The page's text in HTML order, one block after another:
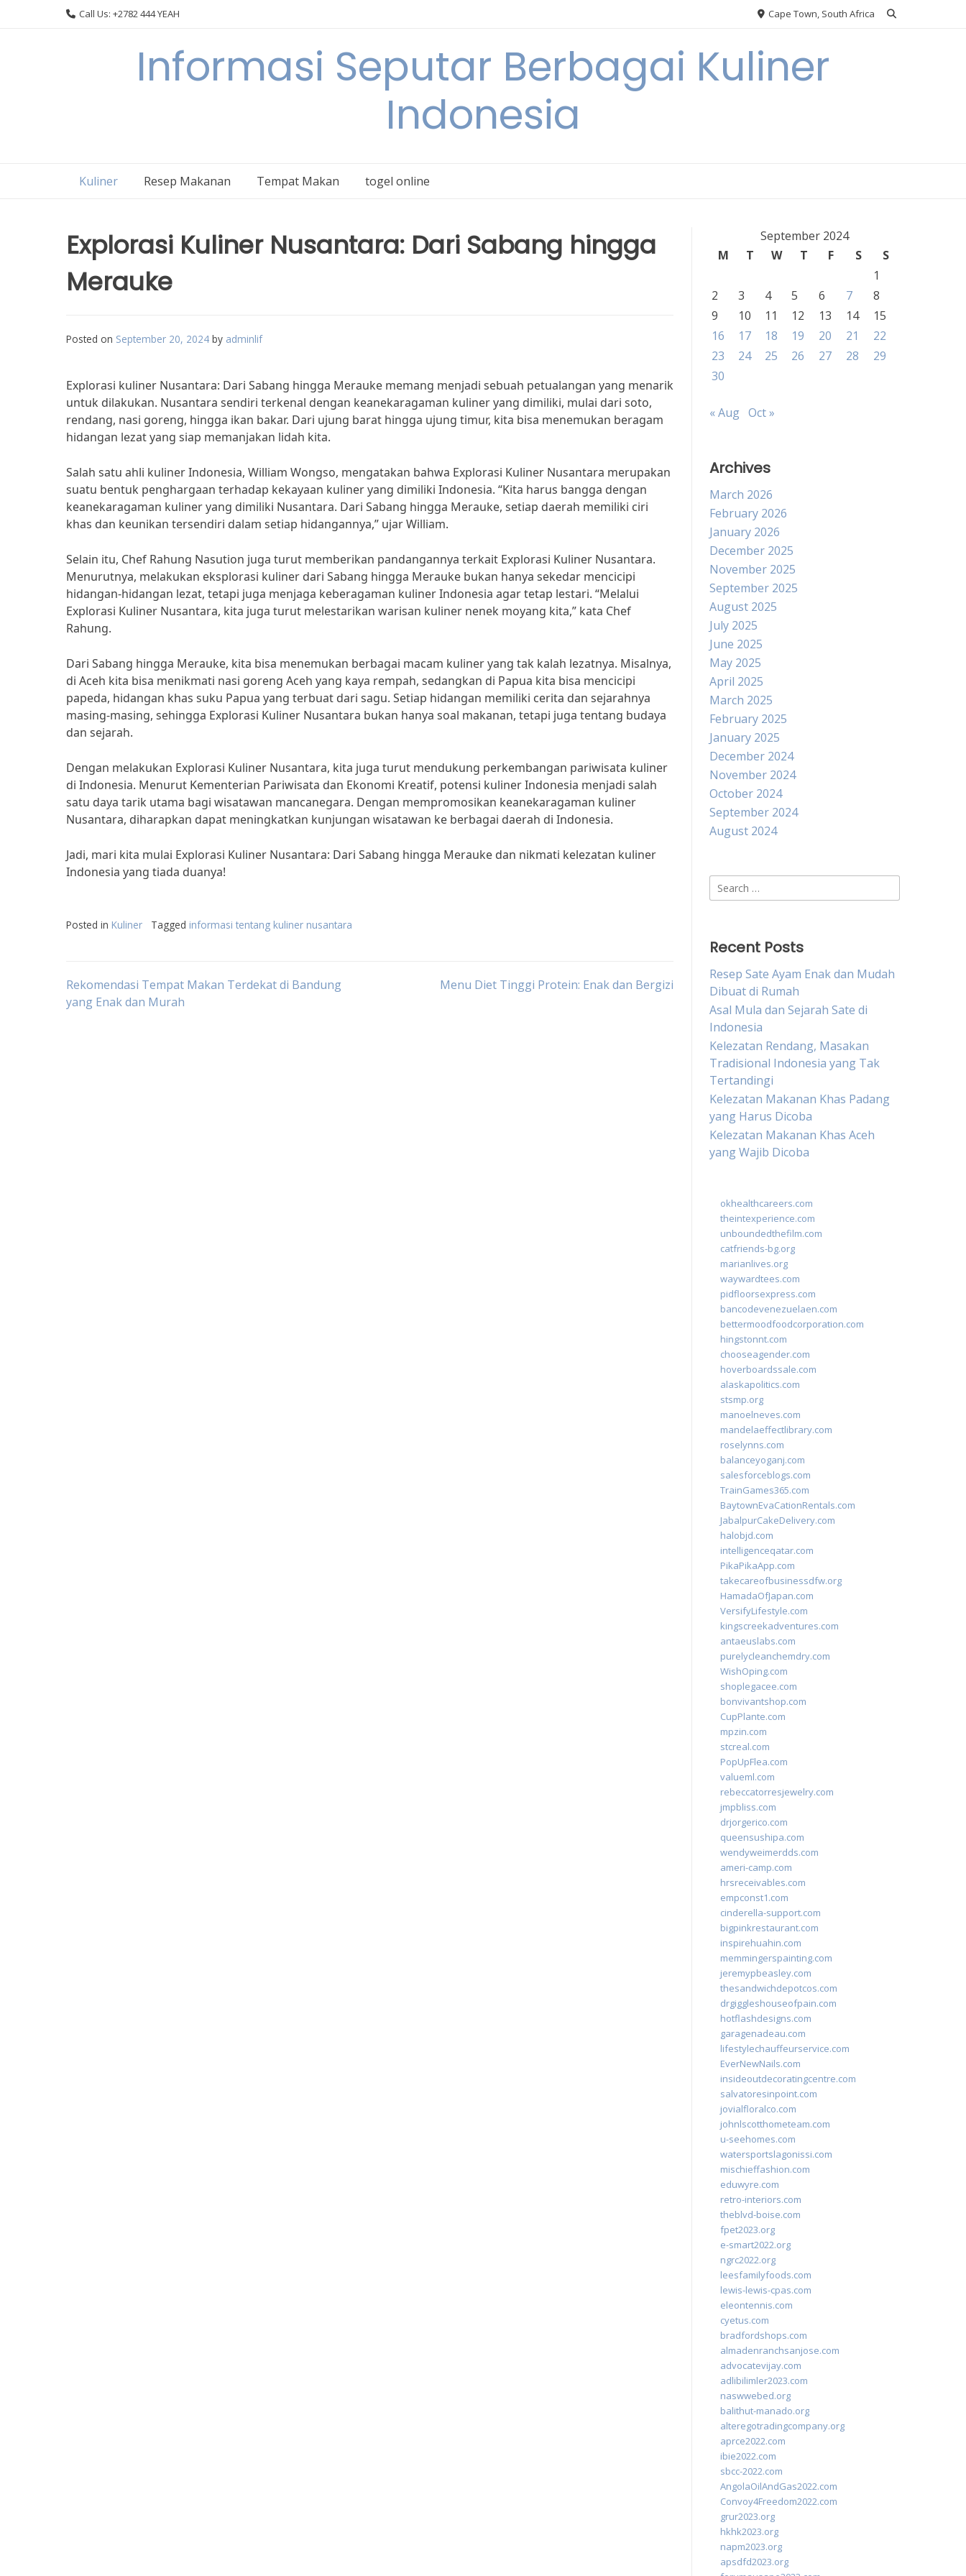
Call Us: +2782 444 YEAH Cape Town, South Africa
Informasi Seputar Berbagai Kuliner
Indonesia
Kuliner Resep Makanan Tempat Makan togel online
Explorasi Kuliner Nusantara: Dari Sabang hingga
Merauke
Posted on September 20, 2024 by adminlif
Explorasi kuliner Nusantara: Dari Sabang hingga Merauke memang menjadi sebuah petualangan yang menarik
untuk dilakukan. Nusantara sendiri terkenal dengan keanekaragaman kuliner yang dimiliki, mulai dari soto,
rendang, nasi goreng, hingga ikan bakar. Dari ujung barat hingga ujung timur, kita bisa menemukan beragam
hidangan lezat yang siap memanjakan lidah kita.
Salah satu ahli kuliner Indonesia, William Wongso, mengatakan bahwa Explorasi Kuliner Nusantara merupakan
suatu bentuk penghargaan terhadap kekayaan kuliner yang dimiliki Indonesia. “Kita harus bangga dengan
keanekaragaman kuliner yang dimiliki Nusantara. Dari Sabang hingga Merauke, setiap daerah memiliki ciri
khas dan keunikan tersendiri dalam setiap hidangannya,” ujar William.
Selain itu, Chef Rahung Nasution juga turut memberikan pandangannya terkait Explorasi Kuliner Nusantara.
Menurutnya, melakukan eksplorasi kuliner dari Sabang hingga Merauke bukan hanya sekedar mencicipi
hidangan-hidangan lezat, tetapi juga menjaga keberagaman kuliner Indonesia agar tetap lestari. “Melalui
Explorasi Kuliner Nusantara, kita juga turut melestarikan warisan kuliner nenek moyang kita,” kata Chef
Rahung.
Dari Sabang hingga Merauke, kita bisa menemukan berbagai macam kuliner yang tak kalah lezatnya. Misalnya,
di Aceh kita bisa menikmati nasi goreng Aceh yang kaya rempah, sedangkan di Papua kita bisa mencicipi
papeda, hidangan khas suku Papua yang terbuat dari sagu. Setiap hidangan memiliki cerita dan sejarahnya
masing-masing, sehingga Explorasi Kuliner Nusantara bukan hanya soal makanan, tetapi juga tentang budaya
dan sejarah.
Dengan melakukan Explorasi Kuliner Nusantara, kita juga turut mendukung perkembangan pariwisata kuliner
di Indonesia. Menurut Kementerian Pariwisata dan Ekonomi Kreatif, potensi kuliner Indonesia menjadi salah
satu daya tarik utama bagi wisatawan mancanegara. Dengan mempromosikan keanekaragaman kuliner
Nusantara, diharapkan dapat meningkatkan kunjungan wisatawan ke berbagai daerah di Indonesia.
Jadi, mari kita mulai Explorasi Kuliner Nusantara: Dari Sabang hingga Merauke dan nikmati kelezatan kuliner
Indonesia yang tiada duanya!
Posted in Kuliner Tagged informasi tentang kuliner nusantara
Post
Rekomendasi Tempat Makan Terdekat di Bandung
yang Enak dan Murah
Menu Diet Tinggi Protein: Enak dan Bergizi
September 2024
M
T W T F S
S
1
2
3 4 5 6 7
8
9
10 11 12 13 14
15
16
17 18 19 20 21
22
23
24 25 26 27 28
29
30
« Aug Oct »
Archives
March 2026
February 2026
January 2026
December 2025
November 2025
September 2025
August 2025
July 2025
June 2025
May 2025
April 2025
March 2025
February 2025
January 2025
December 2024
November 2024
October 2024
September 2024
August 2024
Search
for:
Recent Posts
Resep Sate Ayam Enak dan Mudah
Dibuat di Rumah
Asal Mula dan Sejarah Sate di
Indonesia
Kelezatan Rendang, Masakan
Tradisional Indonesia yang Tak
Tertandingi
Kelezatan Makanan Khas Padang
yang Harus Dicoba
Kelezatan Makanan Khas Aceh
yang Wajib Dicoba
okhealthcareers.com
theintexperience.com
unboundedthefilm.com
catfriends-bg.org
marianlives.org
waywardtees.com
pidfloorsexpress.com
bancodevenezuelaen.com
bettermoodfoodcorporation.com
hingstonnt.com
chooseagender.com
hoverboardssale.com
alaskapolitics.com
stsmp.org
manoelneves.com
mandelaeffectlibrary.com
roselynns.com
balanceyoganj.com
salesforceblogs.com
TrainGames365.com
BaytownEvaCationRentals.com
JabalpurCakeDelivery.com
halobjd.com
intelligenceqatar.com
PikaPikaApp.com
takecareofbusinessdfw.org
HamadaOfJapan.com
VersifyLifestyle.com
kingscreekadventures.com
antaeuslabs.com
purelycleanchemdry.com
WishOping.com
shoplegacee.com
bonvivantshop.com
CupPlante.com
mpzin.com
stcreal.com
PopUpFlea.com
valueml.com
rebeccatorresjewelry.com
jmpbliss.com
drjorgerico.com
queensushipa.com
wendyweimerdds.com
ameri-camp.com
hrsreceivables.com
empconst1.com
cinderella-support.com
bigpinkrestaurant.com
inspirehuahin.com
memmingerspainting.com
jeremypbeasley.com
thesandwichdepotcos.com
drgiggleshouseofpain.com
hotflashdesigns.com
garagenadeau.com
lifestylechauffeurservice.com
EverNewNails.com
insideoutdecoratingcentre.com
salvatoresinpoint.com
jovialfloralco.com
johnlscotthometeam.com
u-seehomes.com
watersportslagonissi.com
mischieffashion.com
eduwyre.com
retro-interiors.com
theblvd-boise.com
fpet2023.org
e-smart2022.org
ngrc2022.org
leesfamilyfoods.com
lewis-lewis-cpas.com
eleontennis.com
cyetus.com
bradfordshops.com
almadenranchsanjose.com
advocatevijay.com
adlibilimler2023.com
naswwebed.org
balithut-manado.org
alteregotradingcompany.org
aprce2022.com
ibie2022.com
sbcc-2022.com
AngolaOilAndGas2022.com
Convoy4Freedom2022.com
grur2023.org
hkhk2023.org
napm2023.org
apsdfd2023.org